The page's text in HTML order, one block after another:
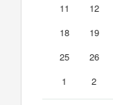
11
12
18
19
25
26
1
2